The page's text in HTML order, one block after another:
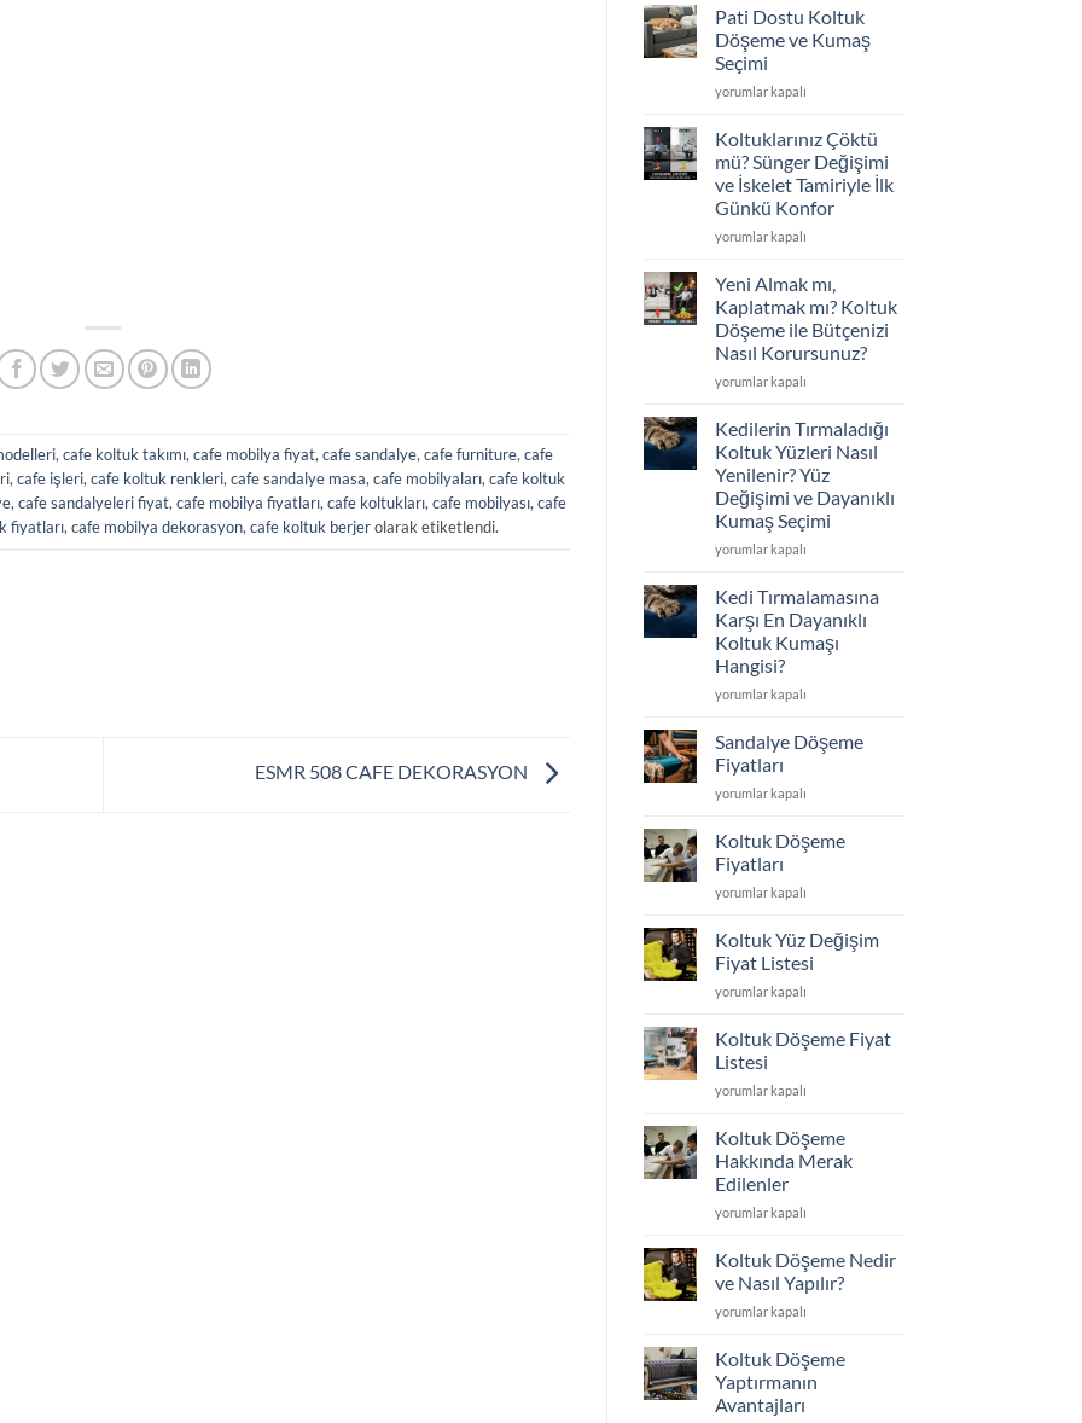
,cafe koltuk takımı,cafe mobilya fiyat,cafe sandalye,cafe furniture,cafe
,cafe işleri,cafe koltuk renkleri,cafe sandalye masa,cafe mobilyaları,cafe koltuk
,cafe sandalyeleri fiyat,cafe mobilya fiyatları,cafe koltukları,cafe mobilyası,cafe
fiyatları,cafe mobilya dekorasyon,cafe koltuk berjerolarak etiketlendi.
ESMR 508 CAFE DEKORASYON
Veda
Kapsamlı
Koltuk
Döşeme
için
Pati Dostu Koltuk
Döşeme ve Kumaş
Seçimi
Pati
Koltuk
ve
Kumaş
Seçimi
için
yorumlar kapalı
Koltuklarınız Çöktü
mü? Sünger Değişimi
ve İskelet Tamiriyle İlk
Günkü Konfor
Koltuklarınız
mü?
Değişimi
ve
İskelet
Tamiriyle
Günkü
Konfor
için
yorumlar kapalı
Yeni Almak mı,
Kaplatmak mı? Koltuk
Döşeme ile Bütçenizi
Nasıl Korursunuz?
Yeni
mı,
mı?
Koltuk
Döşeme
ile
Bütçenizi
için
yorumlar kapalı
Kedilerin Tırmaladığı
Koltuk Yüzleri Nasıl
Yenilenir? Yüz
Değişimi ve Dayanıklı
Kumaş Seçimi
Kedilerin
Koltuk
Nasıl
Yenilenir?
Yüz
Değişimi
Dayanıklı
Kumaş
Seçimi
için
yorumlar kapalı
Kedi Tırmalamasına
Karşı En Dayanıklı
Koltuk Kumaşı
Hangisi?
Kedi
Karşı
Dayanıklı
Koltuk
Hangisi?
için
yorumlar kapalı
Sandalye Döşeme
Fiyatları
Sandalye
Fiyatları
yorumlar kapalı
Koltuk Döşeme
Fiyatları
Koltuk
Fiyatları
yorumlar kapalı
Koltuk Yüz Değişim
Fiyat Listesi
Koltuk
Değişim
Listesi
için
yorumlar kapalı
Koltuk Döşeme Fiyat
Listesi
Koltuk
Fiyat
için
yorumlar kapalı
Koltuk Döşeme
Hakkında Merak
Edilenler
Koltuk
Hakkında
Edilenler
için
yorumlar kapalı
Koltuk Döşeme Nedir
ve Nasıl Yapılır?
Koltuk
Nedir
Nasıl
Yapılır?
yorumlar kapalı
Koltuk Döşeme
Yaptırmanın
Avantajları